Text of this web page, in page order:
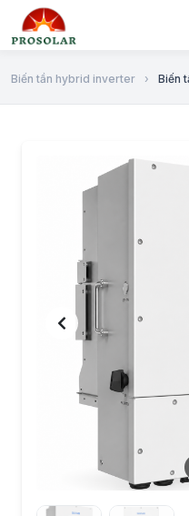
Biến tần hybrid inverter › Biến